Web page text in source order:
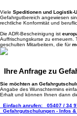
Viele Speditionen und Logistik-
Gefahrgutbereich angewiesen
rechtliche Konformität und
Die ADR-Bescheinigung ist
Auffrischungskurse zu erneuern.
geschulten Mitarbeitern, die für
Ihre Anfrage zu
Sie möchten an
Angabe des Wunschtermins
Erhalt und können Ihnen dann
Einfach anrufen:
05407 / 34
Gefahrgutschulungen - Infos